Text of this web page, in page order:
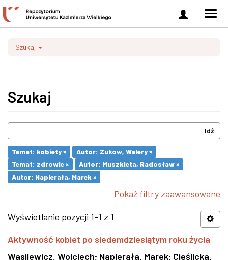
Zaloguj
się
Szukaj
Szukaj
Idź
Temat: kobiety ×
Autor: Zukow, Walery ×
Temat: zdrowie ×
Autor: Muszkieta, Radosław ×
Autor: Napierała, Marek ×
Pokaż filtry zaawansowane
Wyświetlanie pozycji 1-1 z 1
Aktywność kobiet po siedemdziesiątym roku życia
Wasilewicz, Wojciech; Napierała, Marek; Cieślicka,